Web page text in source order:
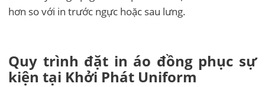
hơn so với in trước ngực hoặc sau lưng.
Quy trình đặt in áo đồng phục sự
kiện tại Khởi Phát Uniform